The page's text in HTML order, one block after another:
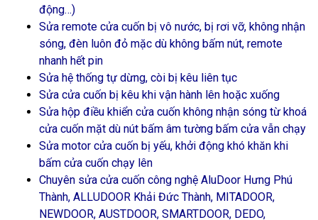
động…)
Sửa remote cửa cuốn bị vô nước, bị rơi vỡ, không nhận
sóng, đèn luôn đỏ mặc dù không bấm nút, remote
nhanh hết pin
Sửa hệ thống tự dừng, còi bị kêu liên tục
Sửa cửa cuốn bị kêu khi vận hành lên hoặc xuống
Sửa hộp điều khiển cửa cuốn không nhận sóng từ khoá
cửa cuốn mặt dù nút bấm âm tường bấm cửa vẫn chạy
Sửa motor cửa cuốn bị yếu, khởi động khó khăn khi
bấm cửa cuốn chạy lên
Chuyên sửa cửa cuốn công nghệ AluDoor Hưng Phú
Thành, ALLUDOOR Khải Đức Thành, MITADOOR,
NEWDOOR, AUSTDOOR, SMARTDOOR, DEDO,